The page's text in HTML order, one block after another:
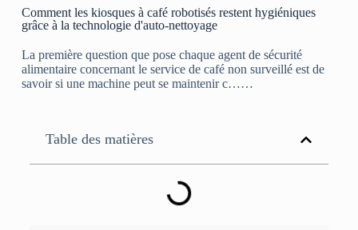
Comment les kiosques à café robotisés restent hygiéniques
grâce à la technologie d'auto-nettoyage
La première question que pose chaque agent de sécurité
alimentaire concernant le service de café non surveillé est de
savoir si une machine peut se maintenir c……
Table des matières